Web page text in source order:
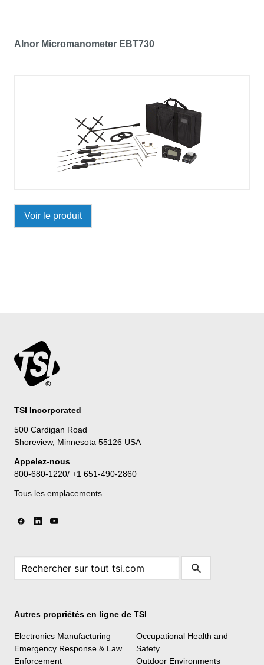
Alnor Micromanometer EBT730
Voir le produit
TSI Incorporated
500 Cardigan Road
Shoreview, Minnesota 55126 USA
Appelez-nous
800-680-1220/ +1 651-490-2860
Tous les emplacements
Autres propriétés en ligne de TSI
Electronics Manufacturing
Emergency Response & Law
Enforcement
Occupational Health and
Safety
Outdoor Environments